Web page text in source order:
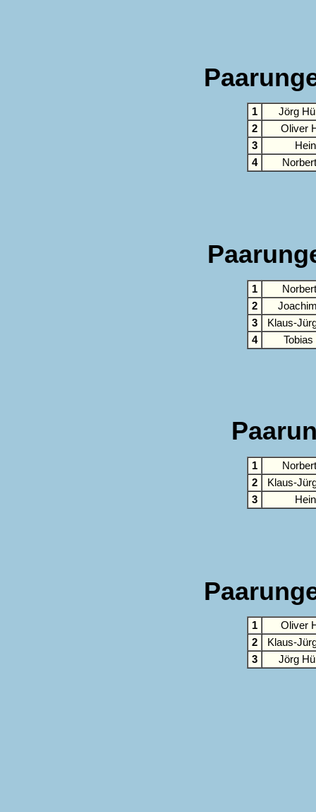
1
Jörg
2
Oliver
3
4
1
2
3
Klaus-
4
1
2
Klaus-
3
1
Oliver
2
Klaus-
3
Jörg